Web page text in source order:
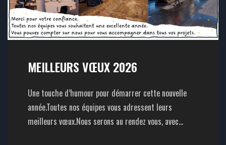
MEILLEURS VŒUX 2026
Une touche d’humour pour démarrer cette nouvelle
année.Toutes nos équipes vous adressent leurs
meilleurs vœux.Nous serons au rendez vous, avec...